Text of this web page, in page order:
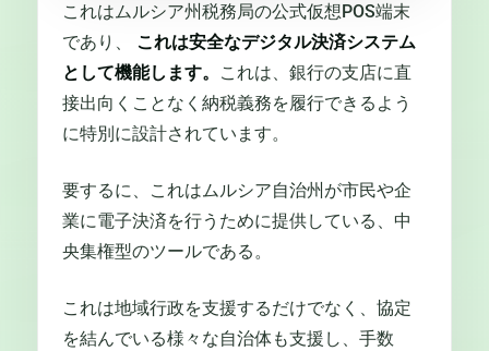
これはムルシア州税務局の公式仮想POS端末
であり、
これは安全なデジタル決済システム
として機能します。
これは、銀行の支店に直
接出向くことなく納税義務を履行できるよう
に特別に設計されています。
要するに、これはムルシア自治州が市民や企
業に電子決済を行うために提供している、中
央集権型のツールである。
これは地域行政を支援するだけでなく、協定
を結んでいる様々な自治体も支援し、手数